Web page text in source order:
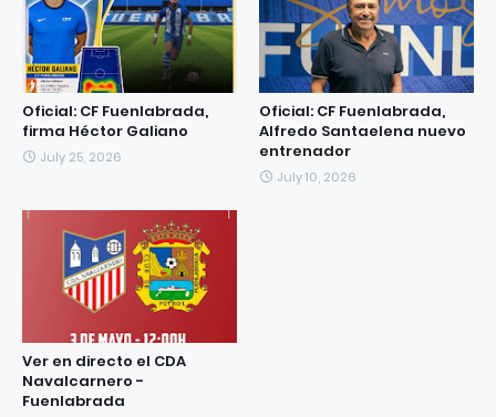
Oficial: CF Fuenlabrada,
firma Héctor Galiano
July 25, 2026
Oficial: CF Fuenlabrada,
Alfredo Santaelena nuevo
entrenador
July 10, 2026
Ver en directo el CDA
Navalcarnero -
Fuenlabrada